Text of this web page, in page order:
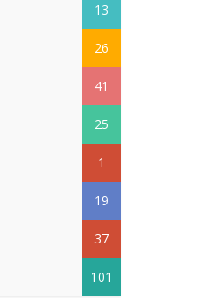
13
26
41
25
1
19
37
101